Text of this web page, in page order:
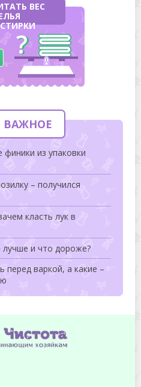
ВЕС
ВАЖНОЕ
из упаковки
– получился
класть лук в
и что дороже?
перед варкой, а какие –